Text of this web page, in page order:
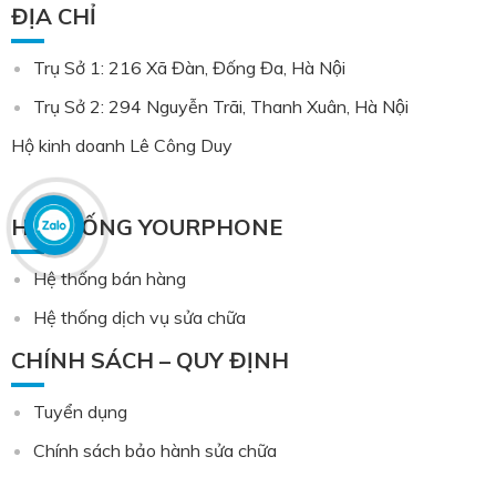
ĐỊA CHỈ
Trụ Sở 1: 216 Xã Đàn, Đống Đa, Hà Nội
Trụ Sở 2: 294 Nguyễn Trãi, Thanh Xuân, Hà Nội
Hộ kinh doanh Lê Công Duy
HỆ THỐNG YOURPHONE
Hệ thống bán hàng
Hệ thống dịch vụ sửa chữa
CHÍNH SÁCH – QUY ĐỊNH
Tuyển dụng
Chính sách bảo hành sửa chữa